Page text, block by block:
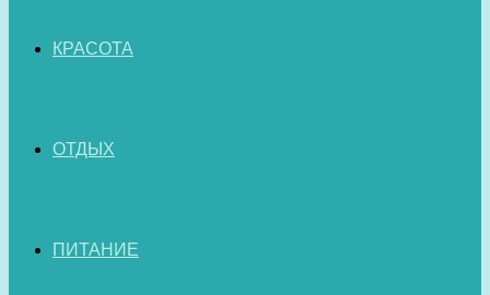
КРАСОТА
ОТДЫХ
ПИТАНИЕ